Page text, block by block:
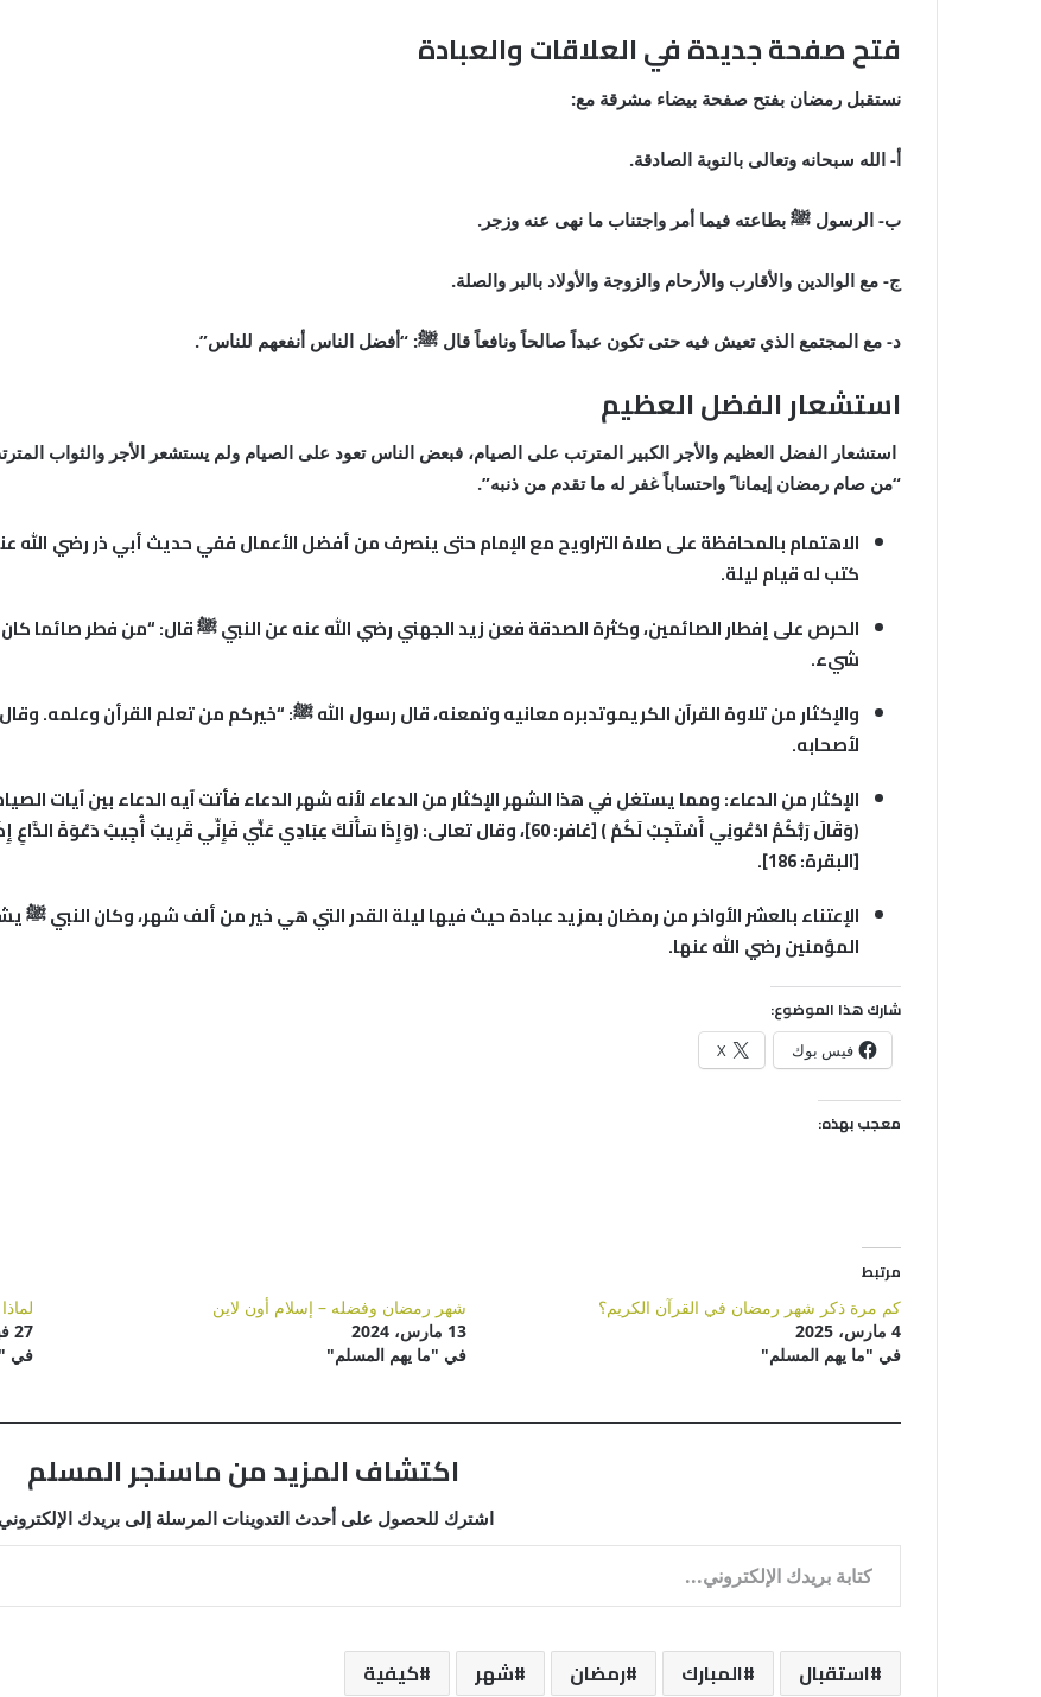
فتح صفحة جديدة في العلاقات والعبادة
نستقبل رمضان بفتح صفحة بيضاء مشرقة مع:
أ‌- الله سبحانه وتعالى بالتوبة الصادقة.
ب‌- الرسول ﷺ بطاعته فيما أمر واجتناب ما نهى عنه وزجر.
ج- مع الوالدين والأقارب والأرحام والزوجة والأولاد بالبر والصلة.
د- مع المجتمع الذي تعيش فيه حتى تكون عبداً صالحاً ونافعاً قال ﷺ: “أفضل الناس أنفعهم للناس”.
استشعار الفضل العظيم
استشعار الفضل العظيم والأجر الكبير المترتب على الصيام، فبعض الناس تعود على الصيام ولم يستشعر الأجر والثواب
“من صام رمضان إيمانا ً واحتساباً غفر له ما تقدم من ذنبه”.
الاهتمام بالمحافظة على صلاة التراويحمع الإمام حتى ينصرف من أفضل الأعمال ففي حديث أبي ذر رضي الله
كتب له قيام ليلة.
الحرص على إفطار الصائمين، وكثرة الصدقةفعن زيد الجهني رضي الله عنه عن النبيﷺقال: “من فطر صائما
شيء.
والإكثار من تلاوة القرآن الكريموتدبره معانيه وتمعنه، قال رسول اللهﷺ: “خيركم من تعلم القرأن وعلمه. وقال
لأصحابه.
الإكثار من الدعاء: ومما يستغل في هذا الشهرالإكثار من الدعاءلأنه شهر الدعاء فأتت آيه الدعاء بين آيات
﴿وَقَالَ رَبُّكُمُ ادْعُونِي أَسْتَجِبْ لَكُمْ ﴾ [غافر: 60]، وقال تعالى: ﴿وَإِذَا سَأَلَكَ عِبَادِي عَنِّي فَإِنِّي
[البقرة: 186].
الإعتناء بالعشر الأواخرمن رمضان بمزيد عبادة حيث فيها ليلة القدر التي هي خير من ألف شهر، وكان النبيﷺ
المؤمنين رضي الله عنها.
شارك هذا الموضوع:
فيس بوك X
معجب بهذه:
مرتبط
كم مرة ذكر شهر رمضان في القرآن الكريم؟
4 مارس، 2025
في "ما يهم المسلم"
شهر رمضان وفضله – إسلام أون لاين
13 مارس، 2024
في "ما يهم المسلم"
27 فبراير، 2025
في
اكتشاف المزيد من ماسنجر المسلم
اشترك للحصول على أحدث التدوينات المرسلة إلى بريدك
كتابة بريدك الإلكتروني...
استقبال المبارك رمضان شهر كيفية